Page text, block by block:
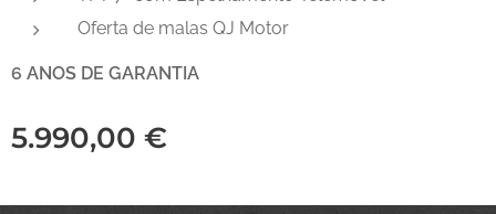
Oferta de malas QJ Motor
6 ANOS DE GARANTIA
5.990,00 €